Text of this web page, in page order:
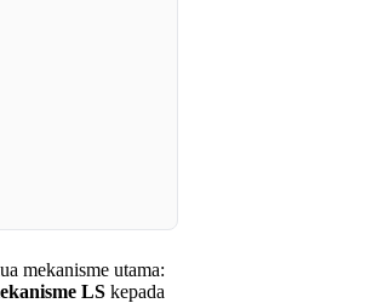
mekanisme utama:
LS kepada